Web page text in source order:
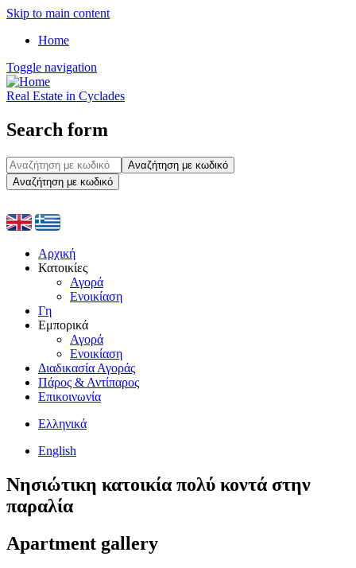
Skip to main content
Home
Toggle navigation
Real Estate in Cyclades
Search form
Αναζήτηση με κωδικό
Αναζήτηση με κωδικό
Αρχική
Κατοικίες
Αγορά
Ενοικίαση
Γη
Εμπορικά
Αγορά
Ενοικίαση
Διαδικασία Αγοράς
Πάρος & Αντίπαρος
Επικοινωνία
Ελληνικά
English
Νησιώτικη κατοικία πολύ κοντά στην
παραλία
Apartment gallery